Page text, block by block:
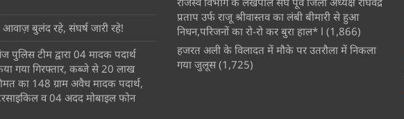
आवाज़ बुलंद रहे, संघर्ष जारी रहे!
पुलिस टीम द्वारा 04 मादक पदार्थ
गया गिरफ्तार, कब्जे से 20 लाख
कीमत का 148 ग्राम अवैध मादक पदार्थ,
व 04 अदद मोबाइल फोन
प्रताप उर्फ राजू श्रीवास्तव का लंबी बीमारी से हुआ
निधन,परिजनों का रो-रो कर बुरा हाल* l (1,866)
हजरत अली के विलादत में मौके पर उतरौला में निकला
गया जुलूस (1,725)